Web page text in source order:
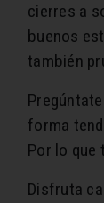
cierres a
buenos
también
forma
Por lo que
Disfruta